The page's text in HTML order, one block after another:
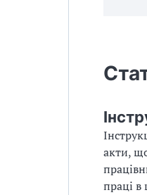
акти,
праці в